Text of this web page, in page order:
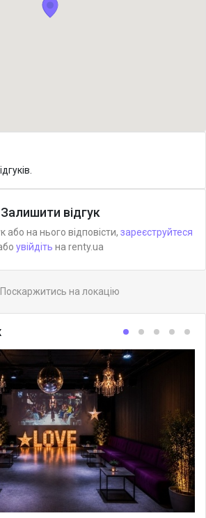
Залишити відгук
на нього відповісти, зареєструйтеся
увійдіть на renty.ua
Поскаржитись на локацію